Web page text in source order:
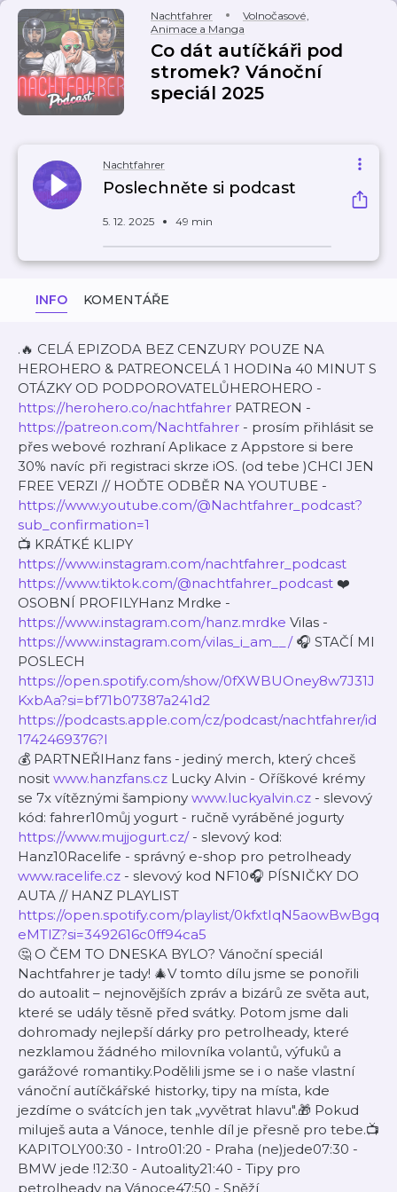
Nachtfahrer Volnočasové,
Animace a Manga
Co dát autíčkáři pod
stromek? Vánoční
speciál 2025
Nachtfahrer
Poslechněte si podcast
5. 12. 2025 49 min
INFO KOMENTÁŘE
.🔥 CELÁ EPIZODA BEZ CENZURY POUZE NA
HEROHERO & PATREONCELÁ 1 HODINa 40 MINUT S
OTÁZKY OD PODPOROVATELŮHEROHERO -
https://herohero.co/nachtfahrer PATREON -
https://patreon.com/Nachtfahrer - prosím přihlásit se
přes webové rozhraní Aplikace z Appstore si bere
30% navíc při registraci skrze iOS. (od tebe )CHCI JEN
FREE VERZI // HOĎTE ODBĚR NA YOUTUBE -
https://www.youtube.com/@Nachtfahrer_podcast?
sub_confirmation=1
📺 KRÁTKÉ KLIPY
https://www.instagram.com/nachtfahrer_podcast
https://www.tiktok.com/@nachtfahrer_podcast ❤️
OSOBNÍ PROFILYHanz Mrdke -
https://www.instagram.com/hanz.mrdke Vilas -
https://www.instagram.com/vilas_i_am__/🎧 STAČÍ MI
POSLECH
https://open.spotify.com/show/0fXWBUOney8w7J31J
KxbAa?si=bf71b07387a241d2
https://podcasts.apple.com/cz/podcast/nachtfahrer/id
1742469376?l
💰 PARTNEŘIHanz fans - jediný merch, který chceš
nosit www.hanzfans.cz Lucky Alvin - Oříškové krémy
se 7x vítěznými šampiony www.luckyalvin.cz - slevový
kód: fahrer10můj yogurt - ručně vyráběné jogurty
https://www.mujjogurt.cz/- slevový kod:
Hanz10Racelife - správný e-shop pro petrolheady
www.racelife.cz - slevový kod NF10🎧 PÍSNIČKY DO
AUTA // HANZ PLAYLIST
https://open.spotify.com/playlist/0kfxtIqN5aowBwBgq
eMTlZ?si=3492616c0ff94ca5
🤔 O ČEM TO DNESKA BYLO? Vánoční speciál
Nachtfahrer je tady! 🎄V tomto dílu jsme se ponořili
do autoalit – nejnovějších zpráv a bizárů ze světa aut,
které se udály těsně před svátky. Potom jsme dali
dohromady nejlepší dárky pro petrolheady, které
nezklamou žádného milovníka volantů, výfuků a
garážové romantiky.Podělili jsme se i o naše vlastní
vánoční autíčkářské historky, tipy na místa, kde
jezdíme o svátcích jen tak „vyvětrat hlavu".🎁 Pokud
miluješ auta a Vánoce, tenhle díl je přesně pro tebe.📺
KAPITOLY00:30 - Intro01:20 - Praha (ne)jede07:30 -
BMW jede !12:30 - Autoality21:40 - Tipy pro
petrolheady na Vánoce47:50 - Sněží